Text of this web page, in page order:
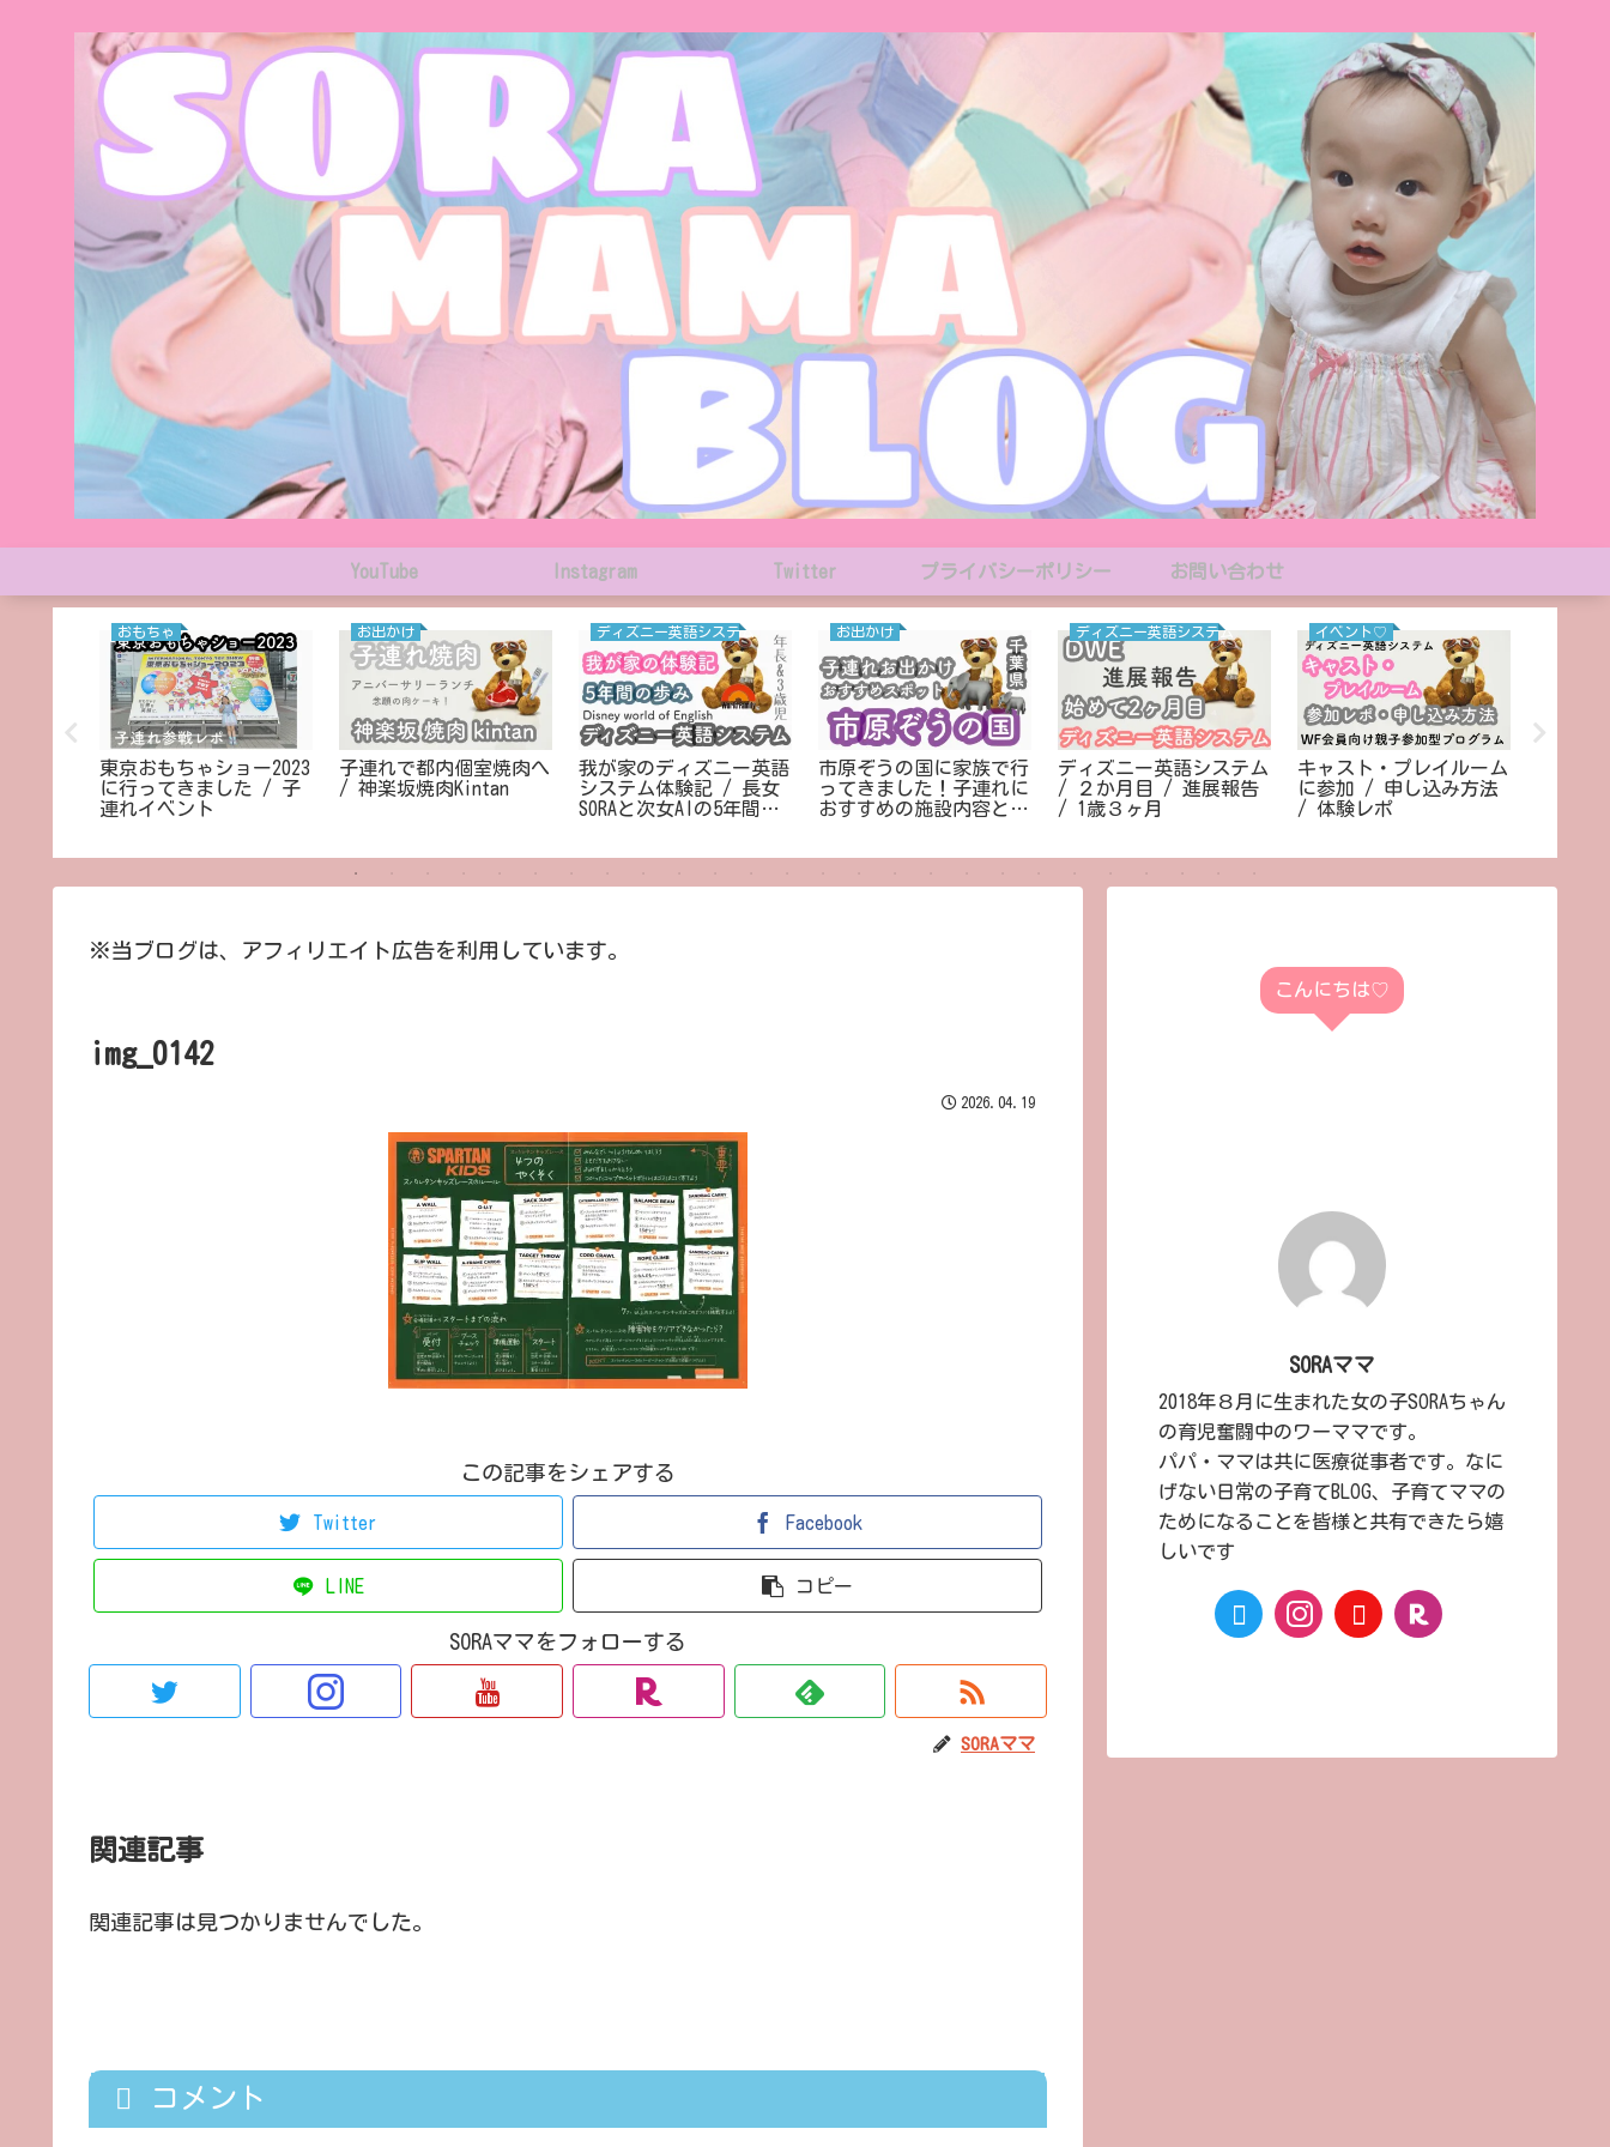
YouTube Instagram Twitter プライバシーポリシー お問い合わせ
おもちゃ
東京おもちゃショー2023
に行ってきました / 子
連れイベント
お出かけ
子連れで都内個室焼肉へ
/ 神楽坂焼肉Kintan
ディズニー英語システム
我が家のディズニー英語
システム体験記 / 長女
SORAと次女AIの5年間の
お出かけ
市原ぞうの国に家族で行
ってきました！子連れに
おすすめの施設内容と料
ディズニー英語システム
ディズニー英語システム
/ ２か月目 / 進展報告
/ 1歳３ヶ月
イベント♡
キャスト・プレイルーム
に参加 / 申し込み方法
/ 体験レポ
※当ブログは、アフィリエイト広告を利用しています。
img_0142
2026.04.19
この記事をシェアする
Twitter Facebook
LINE コピー
SORAママをフォローする
SORAママ
関連記事
関連記事は見つかりませんでした。
コメント
こんにちは♡
SORAママ
2018年８月に生まれた女の子SORAちゃん
の育児奮闘中のワーママです。
パパ・ママは共に医療従事者です。なに
げない日常の子育てBLOG、子育てママの
ためになることを皆様と共有できたら嬉
しいです